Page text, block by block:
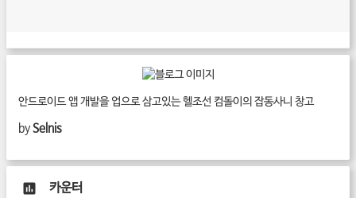
안드로이드 앱 개발을 업으로 삼고있는 헬조선 컴돌이의 잡동사니 창고
bySelnis
카운터